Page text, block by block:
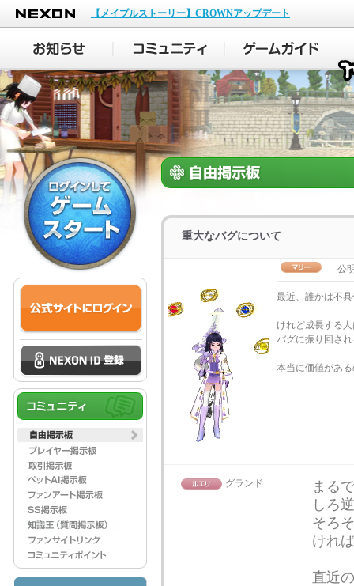
NEXON
【メイプルストーリー】CROWNアップデート
重大なバグについて
公
最近、誰かは不
けれど成長する
バグに振り回さ
本当に価値があ
グランド
まる
しろ逆
そろ
けれ
直近